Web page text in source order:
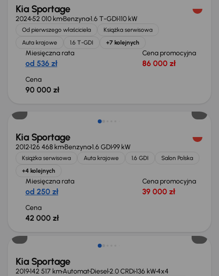
Kia Sportage
202452 010 kmBenzyna1.6 T-GDI110 kW
Od pierwszego właściciela
Książka serwisowa
Auta krajowe
1.6 T-GDI +7 kolejnych
Miesięczna rata
od 536 zł
Cena promocyjna
86 000 zł
Cena
90 000 zł
Kia Sportage
2012126 468 kmBenzyna1.6 GDI99 kW
Książka serwisowa Auta krajowe 1.6 GDI
Salon Polska
+4 kolejnych
Miesięczna rata
od 250 zł
Cena promocyjna
39 000 zł
Cena
42 000 zł
Kia Sportage
2019142 517 kmAutomatDiesel2.0 CRDi136 kW4x4